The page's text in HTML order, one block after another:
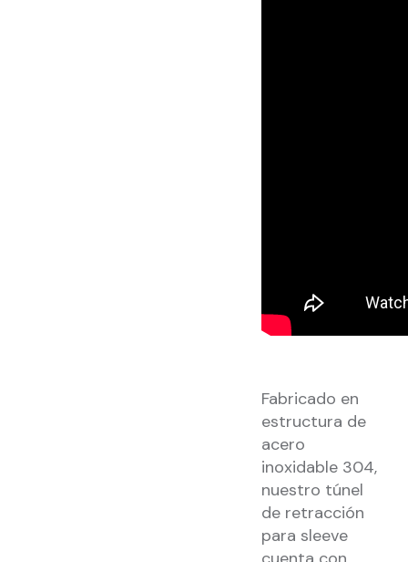
Fabricado en
estructura de
acero
inoxidable 304,
nuestro túnel
de retracción
para sleeve